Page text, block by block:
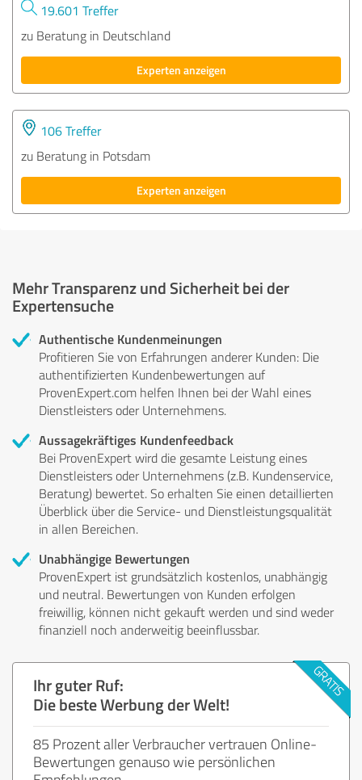
19.601 Treffer
zu Beratung in Deutschland
Experten anzeigen
106 Treffer
zu Beratung in Potsdam
Experten anzeigen
Mehr Transparenz und Sicherheit bei der
Expertensuche
Authentische Kundenmeinungen
Profitieren Sie von Erfahrungen anderer Kunden: Die
authentifizierten Kundenbewertungen auf
ProvenExpert.com helfen Ihnen bei der Wahl eines
Dienstleisters oder Unternehmens.
Aussagekräftiges Kundenfeedback
Bei ProvenExpert wird die gesamte Leistung eines
Dienstleisters oder Unternehmens (z.B. Kundenservice,
Beratung) bewertet. So erhalten Sie einen detaillierten
Überblick über die Service- und Dienstleistungsqualität
in allen Bereichen.
Unabhängige Bewertungen
ProvenExpert ist grundsätzlich kostenlos, unabhängig
und neutral. Bewertungen von Kunden erfolgen
freiwillig, können nicht gekauft werden und sind weder
finanziell noch anderweitig beeinflussbar.
Ihr guter Ruf:
Die beste Werbung der Welt!
85 Prozent aller Verbraucher vertrauen Online-
Bewertungen genauso wie persönlichen